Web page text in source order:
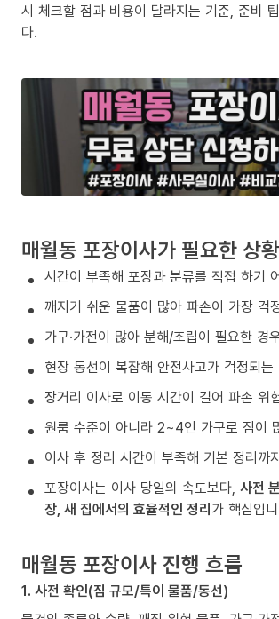
시 체크할 점과 비용이 달라지는 기준, 준비
다.
매월동 포장이사가 필요한 상황
시간이 부족해 포장과 분류를 직접 하기
깨지기 쉬운 물품이 많아 파손이 가장 걱
가구·가전이 많아 분해/조립이 필요한 경
현장 동선이 복잡해 안전사고가 걱정되는
장거리 이사로 이동 시간이 길어 파손 위
원룸 수준이 아니라 2~4인 가구로 짐이
이사 후 정리 시간이 부족해 기본 정리까
포장이사는 이사 당일의 속도보다, 사전
장, 새 집에서의 효율적인 정리가 핵심입
매월동 포장이사 진행 흐름
1. 사전 확인(짐 규모/특이 물품/동선)